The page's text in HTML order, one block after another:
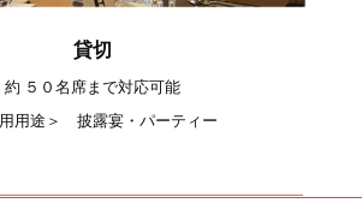
貸切
約 ５ ０名席まで対応可能
用用途＞ 披露宴・パーティー